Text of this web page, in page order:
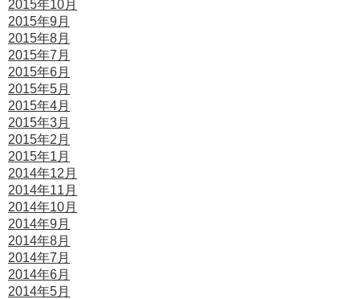
2015年10月
2015年9月
2015年8月
2015年7月
2015年6月
2015年5月
2015年4月
2015年3月
2015年2月
2015年1月
2014年12月
2014年11月
2014年10月
2014年9月
2014年8月
2014年7月
2014年6月
2014年5月